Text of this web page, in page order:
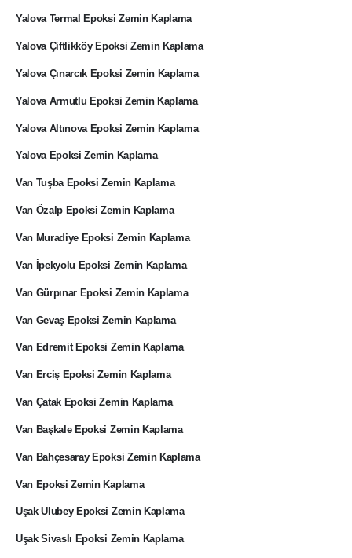
Yalova Termal Epoksi Zemin Kaplama
Yalova Çiftlikköy Epoksi Zemin Kaplama
Yalova Çınarcık Epoksi Zemin Kaplama
Yalova Armutlu Epoksi Zemin Kaplama
Yalova Altınova Epoksi Zemin Kaplama
Yalova Epoksi Zemin Kaplama
Van Tuşba Epoksi Zemin Kaplama
Van Özalp Epoksi Zemin Kaplama
Van Muradiye Epoksi Zemin Kaplama
Van İpekyolu Epoksi Zemin Kaplama
Van Gürpınar Epoksi Zemin Kaplama
Van Gevaş Epoksi Zemin Kaplama
Van Edremit Epoksi Zemin Kaplama
Van Erciş Epoksi Zemin Kaplama
Van Çatak Epoksi Zemin Kaplama
Van Başkale Epoksi Zemin Kaplama
Van Bahçesaray Epoksi Zemin Kaplama
Van Epoksi Zemin Kaplama
Uşak Ulubey Epoksi Zemin Kaplama
Uşak Sivaslı Epoksi Zemin Kaplama